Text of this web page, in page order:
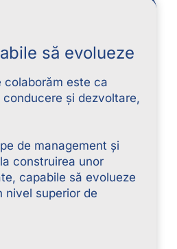
să evolueze
colaborăm este ca
și dezvoltare,
de management și
construirea unor
capabile să evolueze
nivel superior de